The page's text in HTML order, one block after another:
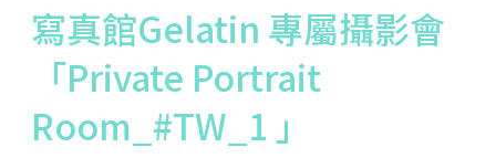
寫真館Gelatin 專屬攝影會
「Private Portrait
Room_#TW_1 」